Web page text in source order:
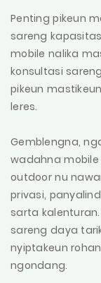
Penting pikeun
sareng
mobile nalika
konsultasi
pikeun
leres.
Gemblengna,
wadahna mobile
outdoor nu
privasi,
sarta
sareng daya
nyiptakeun
ngondang.